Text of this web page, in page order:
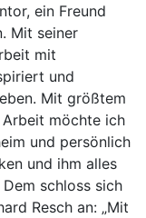
ein Freund
Mit seiner
mit
und
Mit größtem
Arbeit möchte ich
und persönlich
und ihm alles
schloss sich
Resch an: „Mit